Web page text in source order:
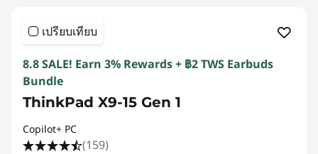
เปรียบเทียบ
8.8 SALE! Earn 3% Rewards + ฿2 TWS Earbuds
Bundle
ThinkPad X9-15 Gen 1
Copilot+ PC
(159)